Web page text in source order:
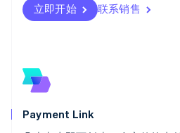
立即开始 联系销售
Payment Link
瑞士
DeutschFrançais
English
斯洛文尼亚
泰国